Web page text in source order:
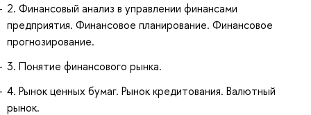
2. Финансовый анализ в управлении финансами
предприятия. Финансовое планирование. Финансовое
прогнозирование.
3. Понятие финансового рынка.
4. Рынок ценных бумаг. Рынок кредитования. Валютный
рынок.